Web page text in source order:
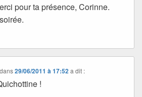
pour ta présence, Corinne.
dans29/06/2011 à 17:52 a dit :
!